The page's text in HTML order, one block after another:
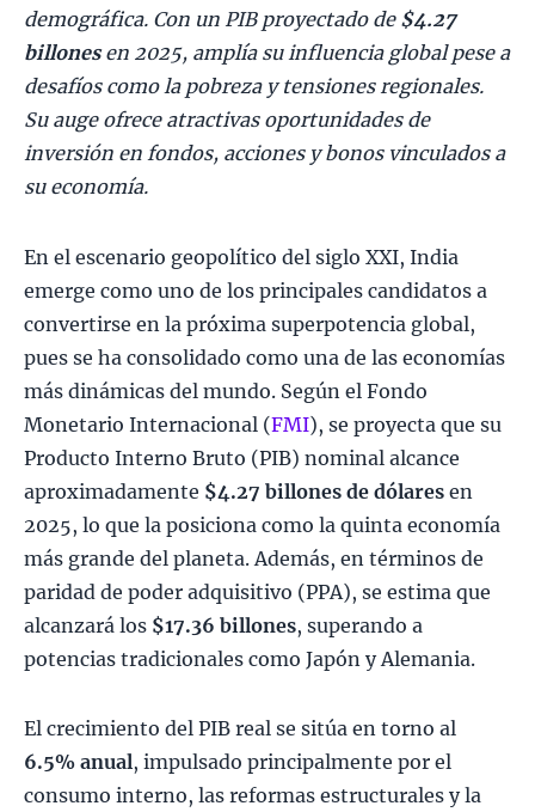
demográfica. Con un PIB proyectado de $4.27
billonesen 2025, amplía su influencia global pese a
desafíos como la pobreza y tensiones regionales.
Su auge ofrece atractivas oportunidades de
inversión en fondos, acciones y bonos vinculados a
su economía.
En el escenario geopolítico del siglo XXI, India
emerge como uno de los principales candidatos a
convertirse en la próxima superpotencia global,
pues se ha consolidado como una de las economías
más dinámicas del mundo. Según el Fondo
Monetario Internacional (FMI), se proyecta que su
Producto Interno Bruto (PIB) nominal alcance
aproximadamente $4.27 billones de dólares en
2025, lo que la posiciona como la quinta economía
más grande del planeta. Además, en términos de
paridad de poder adquisitivo (PPA), se estima que
alcanzará los $17.36 billones, superando a
potencias tradicionales como Japón y Alemania.
El crecimiento del PIB real se sitúa en torno al
6.5% anual, impulsado principalmente por el
consumo interno, las reformas estructurales y la